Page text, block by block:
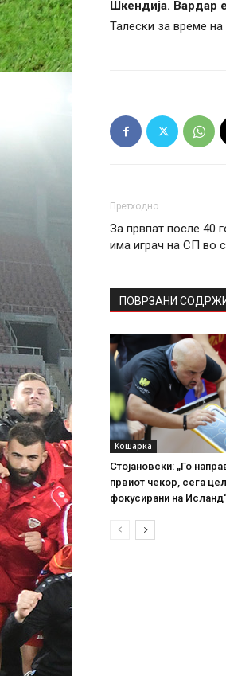
Шкендија. Вардар
Талески за време на
Претходно
За првпат после 40
има играч на СП во
ПОВРЗАНИ
Кошарка
Стојановски: „Го
првиот чекор, сега
фокусирани на